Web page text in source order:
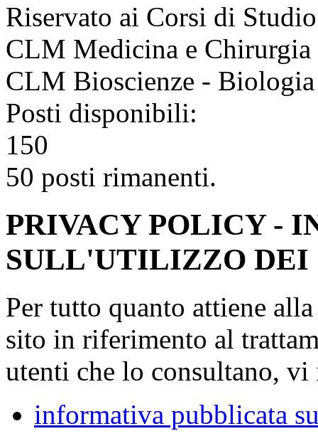
Riservato ai Corsi di
CLM Medicina e Chirurgia
CLM Bioscienze -
Posti disponibili:
150
50 posti rimanenti.
PRIVACY POLICY -
SULL'UTILIZZO DEI
Per tutto quanto attiene
sito in riferimento al
utenti che lo consultano,
informativa pubblicata